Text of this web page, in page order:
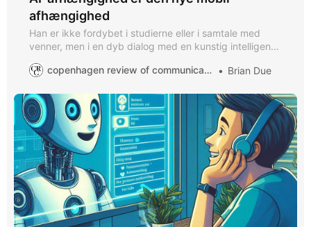
afhængighed
Han er ikke fordybet i studierne eller i samtale med
venner, men i en dyb dialog med en kunstig intelligens –
afhængig af AI.
copenhagen review of communication Brian Due